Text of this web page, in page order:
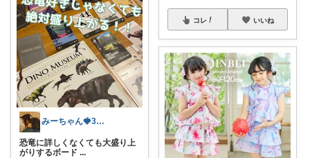
みーちゃん🍓3児ママ
恐竜に詳しくなくても大盛り上
がりするボード ...
コレ いいね